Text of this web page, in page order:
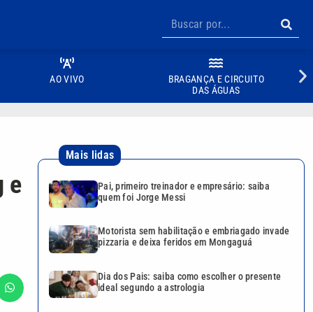
AO VIVO
BRAGANÇA E CIRCUITO
DAS ÁGUAS
e
Mais lidas
Pai, primeiro treinador e empresário: saiba
quem foi Jorge Messi
Motorista sem habilitação e embriagado invade
pizzaria e deixa feridos em Mongaguá
Dia dos Pais: saiba como escolher o presente
ideal segundo a astrologia